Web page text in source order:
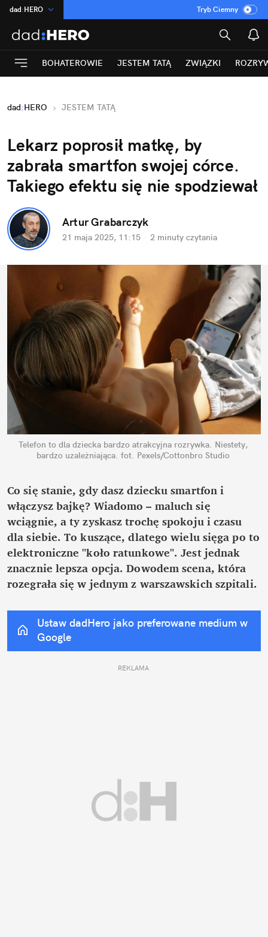
dad:HERO
:Temat
INN:Poland
ASZ:dziennik
Rozrywka
Tryb Ciemny
BOHATEROWIE JESTEM TATĄ ZWIĄZKI
dad:HERO JESTEM TATĄ
Lekarz poprosił matkę, by
zabrała smartfon swojej córce.
Takiego efektu się nie spodziewał
Artur Grabarczyk
21 maja 2025, 11:15 · 2 minuty czytania
Telefon to dla dziecka bardzo atrakcyjna rozrywka. Niestety,
bardzo uzależniająca. fot. Pexels/Cottonbro Studio
Co się stanie, gdy dasz dziecku smartfon i
włączysz bajkę? Wiadomo – maluch się
wciągnie, a ty zyskasz trochę spokoju i czasu
dla siebie. To kuszące, dlatego wielu sięga po to
elektroniczne "koło ratunkowe". Jest jednak
znacznie lepsza opcja. Dowodem scena, która
rozegrała się w jednym z warszawskich szpitali.
Ustaw dadHero jako preferowane medium w
Google
REKLAMA